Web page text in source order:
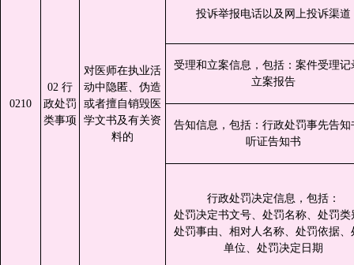
0210
02 行
政处罚
类事项
对医师在执业活
动中隐匿、伪造
或者擅自销毁医
学文书及有关资
料的
投诉举报电话以及网上投诉渠道
受理和立案信息，包括：案件受理记
立案报告
告知信息，包括：行政处罚事先告知
听证告知书
行政处罚决定信息，包括：
处罚决定书文号、处罚名称、处罚类
处罚事由、相对人名称、处罚依据、
单位、处罚决定日期